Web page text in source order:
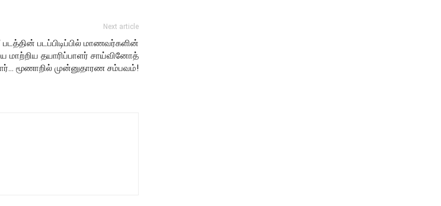
Next article
படத்தின் படப்பிடிப்பில் மாணவர்களின்
தயாரிப்பாளர் சாய்வினோத்
மூணாறில் முன்னுதாரண சம்பவம்!